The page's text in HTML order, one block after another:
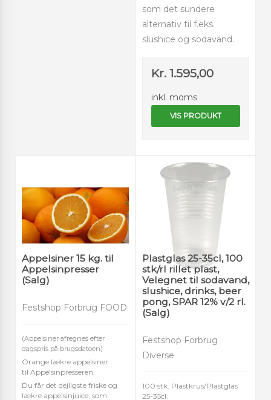
som det sundere
alternativ til f.eks.
slushice og sodavand.
Kr. 1.595,00
inkl. moms
VIS PRODUKT
Appelsiner 15 kg. til
Appelsinpresser
(Salg)
Festshop Forbrug FOOD
(Appelsiner afregnes efter
dagspris på brugsdatoen)
Orange lækre appelsiner
til Appelsinpresseren.
Du får det dejligste friske og
lækre appelsinjuice, som
Plastglas 25-35cl, 100
stk/rl rillet plast,
Velegnet til sodavand,
slushice, drinks, beer
pong, SPAR 12% v/2 rl.
(Salg)
Festshop Forbrug
Diverse
100 stk. Plastkrus/Plastglas
25-35cl.